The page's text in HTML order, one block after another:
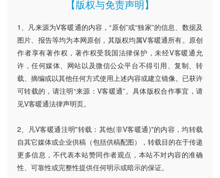
【版权与免责声明】
1、凡来源为V客暖通的内容，“原创”或“独家”的信息、数据及
图片、报告等均为本网原创，其版权均属V客暖通所有。原创
作者享有著作权，著作权受我国法律保护，未经V客暖通允
许，任何媒体、网站以及微信公众平台不得引用、复制、转
载、摘编或以其他任何方式使用上述内容或建立镜像。已获许
可转载的，请注明“来源：V客暖通”。具体版权合作事宜，请
见V客暖通法律声明页。
2、凡V客暖通注明"转载：其他(非V客暖通)"的内容，均转载
自其它媒体或企业供稿（包括供稿配图），转载目的在于传递
更多信息，不代表本站赞同作者观点，本站不对内容的准确
性、可靠性或完整性提供任何明示或暗示的保证。